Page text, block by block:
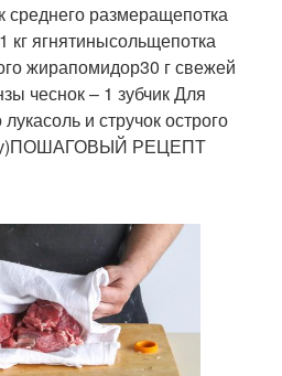
среднего размеращепотка
кг ягнятинысольщепотка
жирапомидор30 г свежей
чеснок – 1 зубчик Для
и стручок острого
РЕЦЕПТ